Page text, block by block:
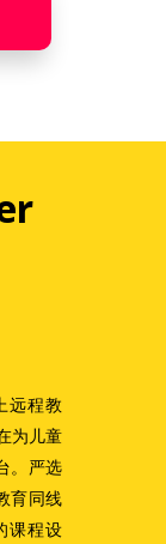
远程教
为儿童
。严选
育同线
课程设